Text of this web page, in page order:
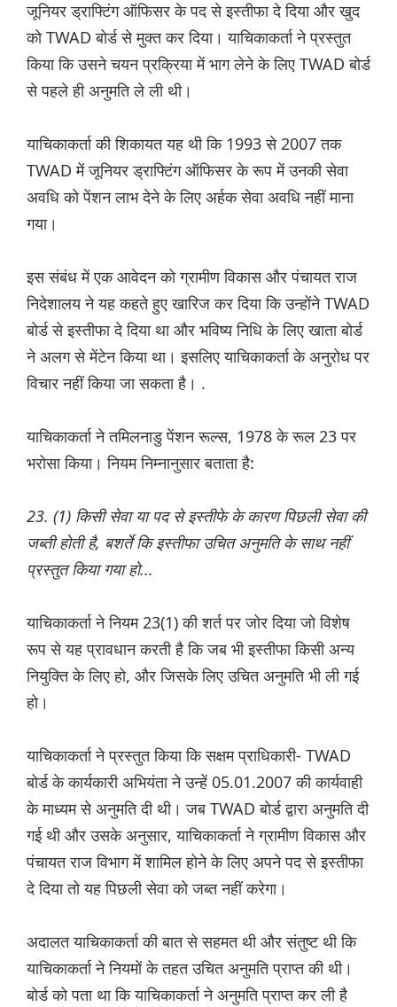
जूनियर ड्राफ्टिंग ऑफिसर के पद से इस्तीफा दे दिया और खुद
को TWAD बोर्ड से मुक्त कर दिया। याचिकाकर्ता ने प्रस्तुत
किया कि उसने चयन प्रक्रिया में भाग लेने के लिए TWAD बोर्ड
से पहले ही अनुमति ले ली थी।
याचिकाकर्ता की शिकायत यह थी कि 1993 से 2007 तक
TWAD में जूनियर ड्राफ्टिंग ऑफिसर के रूप में उनकी सेवा
अवधि को पेंशन लाभ देने के लिए अर्हक सेवा अवधि नहीं माना
गया।
इस संबंध में एक आवेदन को ग्रामीण विकास और पंचायत राज
निदेशालय ने यह कहते हुए खारिज कर दिया कि उन्होंने TWAD
बोर्ड से इस्तीफा दे दिया था और भविष्य निधि के लिए खाता बोर्ड
ने अलग से मेंटेन किया था। इसलिए याचिकाकर्ता के अनुरोध पर
विचार नहीं किया जा सकता है। .
याचिकाकर्ता ने तमिलनाडु पेंशन रूल्स, 1978 के रूल 23 पर
भरोसा किया। नियम निम्नानुसार बताता है:
23. (1) किसी सेवा या पद से इस्तीफे के कारण पिछली सेवा की
जब्ती होती है, बशर्ते कि इस्तीफा उचित अनुमति के साथ नहीं
प्रस्तुत किया गया हो...
याचिकाकर्ता ने नियम 23(1) की शर्त पर जोर दिया जो विशेष
रूप से यह प्रावधान करती है कि जब भी इस्तीफा किसी अन्य
नियुक्ति के लिए हो, और जिसके लिए उचित अनुमति भी ली गई
हो।
याचिकाकर्ता ने प्रस्तुत किया कि सक्षम प्राधिकारी- TWAD
बोर्ड के कार्यकारी अभियंता ने उन्हें 05.01.2007 की कार्यवाही
के माध्यम से अनुमति दी थी। जब TWAD बोर्ड द्वारा अनुमति दी
गई थी और उसके अनुसार, याचिकाकर्ता ने ग्रामीण विकास और
पंचायत राज विभाग में शामिल होने के लिए अपने पद से इस्तीफा
दे दिया तो यह पिछली सेवा को जब्त नहीं करेगा।
अदालत याचिकाकर्ता की बात से सहमत थी और संतुष्ट थी कि
याचिकाकर्ता ने नियमों के तहत उचित अनुमति प्राप्त की थी।
बोर्ड को पता था कि याचिकाकर्ता ने अनुमति प्राप्त कर ली है